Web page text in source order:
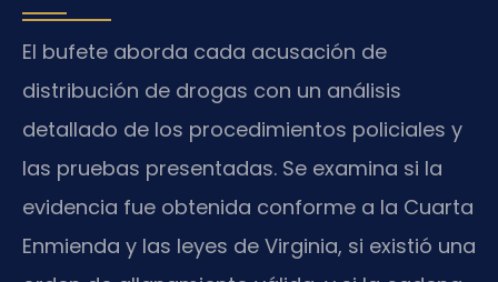
El bufete aborda cada acusación de
distribución de drogas con un análisis
detallado de los procedimientos policiales y
las pruebas presentadas. Se examina si la
evidencia fue obtenida conforme a la Cuarta
Enmienda y las leyes de Virginia, si existió una